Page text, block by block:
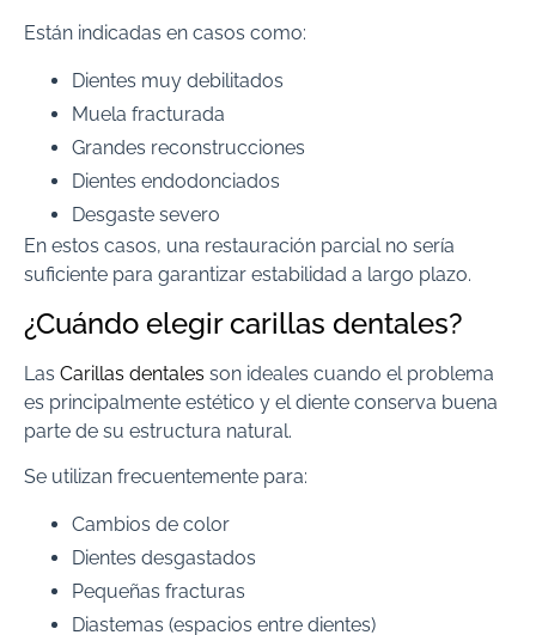
Están indicadas en casos como:
Dientes muy debilitados
Muela fracturada
Grandes reconstrucciones
Dientes endodonciados
Desgaste severo
En estos casos, una restauración parcial no sería
suficiente para garantizar estabilidad a largo plazo.
¿Cuándo elegir carillas dentales?
Las Carillas dentales son ideales cuando el problema
es principalmente estético y el diente conserva buena
parte de su estructura natural.
Se utilizan frecuentemente para:
Cambios de color
Dientes desgastados
Pequeñas fracturas
Diastemas (espacios entre dientes)